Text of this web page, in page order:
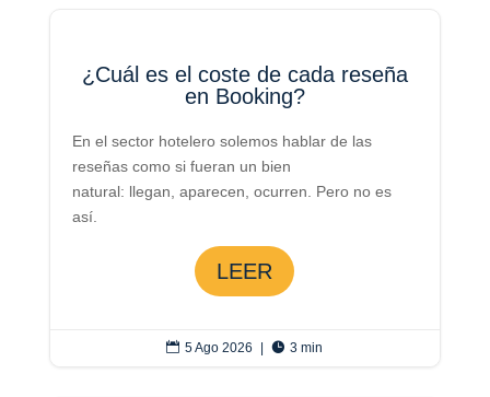
¿Cuál es el coste de cada reseña
en Booking?
En el sector hotelero solemos hablar de las
reseñas como si fueran un bien
natural: llegan, aparecen, ocurren. Pero no es
así.
LEER
 5 Ago 2026  3 min